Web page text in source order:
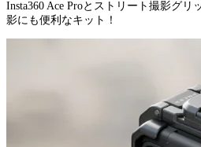
Insta360 Ace Proとストリート撮影グ
影にも便利なキット！